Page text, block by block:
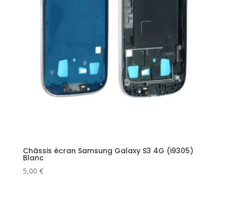
Châssis écran Samsung Galaxy S3 4G (i9305)
Blanc
5,00 €